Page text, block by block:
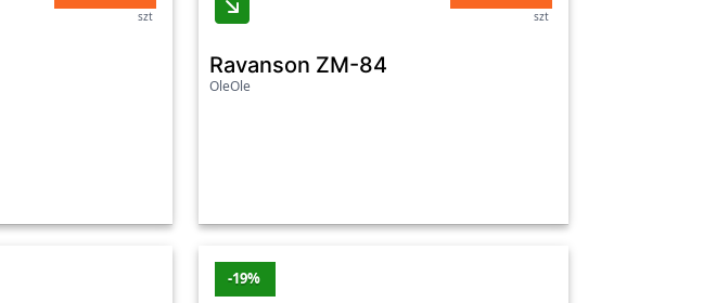
szt szt
Ravanson ZM-84
OleOle
-19%